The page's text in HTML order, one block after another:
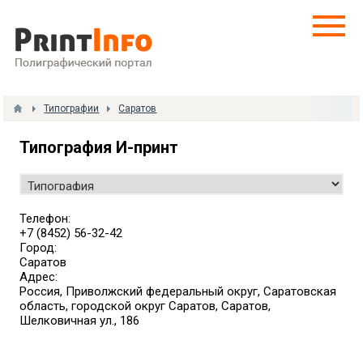
Типографии Саратов
Типография И-принт
Телефон:
+7 (8452) 56-32-42
Город:
Саратов
Адрес:
Россия, Приволжский федеральный округ, Саратовская
область, городской округ Саратов, Саратов,
Шелковичная ул., 186